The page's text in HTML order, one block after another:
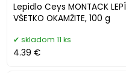
Lepidlo Ceys MONTACK LEPÍ
VŠETKO OKAMŽITE, 100 g
skladom 11 ks
4.39 €